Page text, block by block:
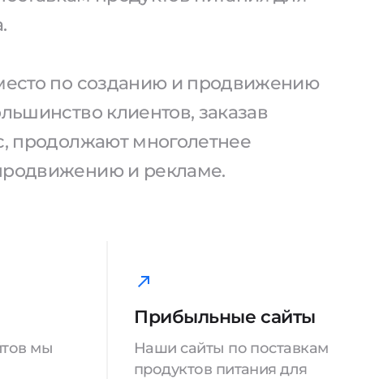
по созданию и продвижению
клиентов, заказав
продолжают многолетнее
и рекламе.
мы
Прибыльные сайты
Наши сайты по поставкам
продуктов питания для